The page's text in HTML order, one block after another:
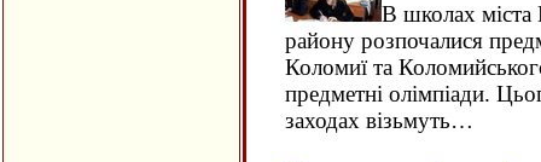
В школах міста
району розпочалися
Коломиї та
предметні олімпіади.
заходах візьмуть…